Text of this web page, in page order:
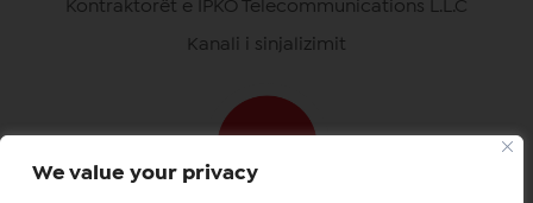
We value your privacy
Kontraktorët e IPKO Telecommunications L.L.C
Kanali i sinjalizimit